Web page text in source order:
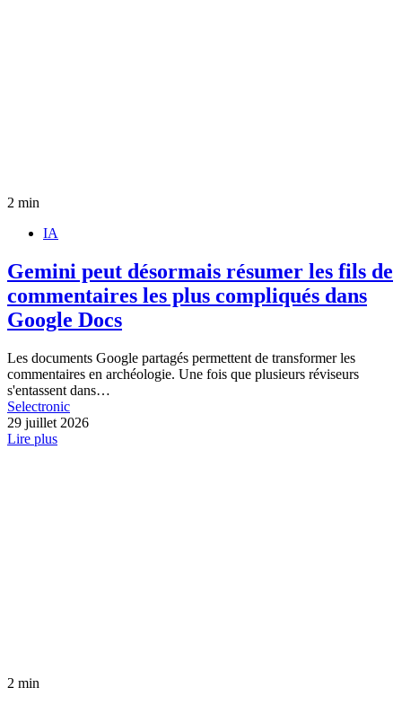
2 min
IA
Gemini peut désormais résumer les fils de
commentaires les plus compliqués dans
Google Docs
Les documents Google partagés permettent de transformer les
commentaires en archéologie. Une fois que plusieurs réviseurs
s'entassent dans…
Selectronic
29 juillet 2026
Lire plus
2 min